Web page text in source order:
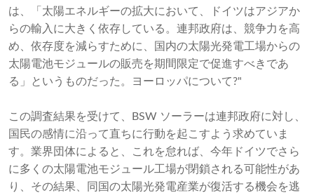
は、「太陽エネルギーの拡大において、ドイツはアジアか
らの輸入に大きく依存している。連邦政府は、競争力を高
め、依存度を減らすために、国内の太陽光発電工場からの
太陽電池モジュールの販売を期間限定で促進すべきであ
る」というものだった。ヨーロッパについて?"
この調査結果を受けて、BSW ソーラーは連邦政府に対し、
国民の感情に沿って直ちに行動を起こすよう求めていま
す。業界団体によると、これを怠れば、今年ドイツでさら
に多くの太陽電池モジュール工場が閉鎖される可能性があ
り、その結果、同国の太陽光発電産業が復活する機会を逃